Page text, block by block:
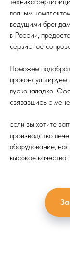
полным
ведущими
в России,
сервисное
Поможем
проконсультируем
пусконаладке.
связавшись с
Если вы хотите
производство
оборудование,
высокое качество